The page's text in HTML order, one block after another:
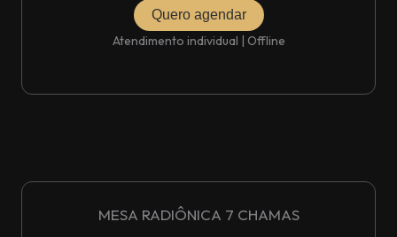
Quero agendar
Atendimento individual | Offline
MESA RADIÔNICA 7 CHAMAS